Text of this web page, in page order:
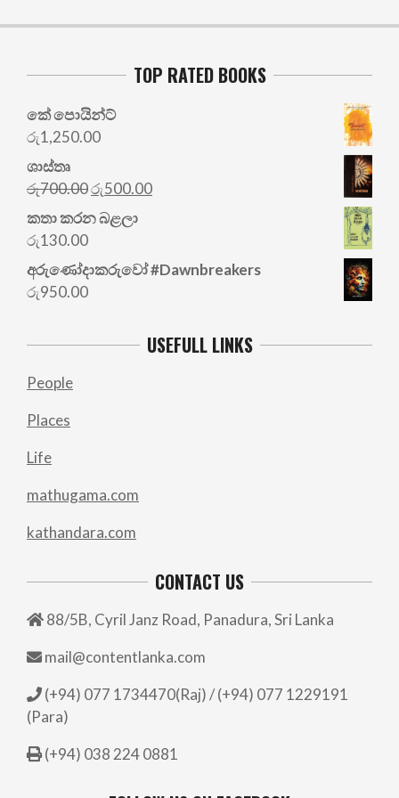
TOP RATED BOOKS
කේ පොයින්ට්
රු1,250.00
ශාස්තෘ
රු700.00Original
price
was:
රු500.00Current
කතා කරන බළලා
රු130.00
අරු‍ණෝදාකරුවෝ #Dawnbreakers
රු950.00
USEFULL LINKS
People
Places
Life
mathugama.com
kathandara.com
CONTACT US
88/5B, Cyril Janz Road, Panadura, Sri Lanka
mail@contentlanka.com
(+94) 077 1734470(Raj) / (+94) 077 1229191
(Para)
(+94) 038 224 0881